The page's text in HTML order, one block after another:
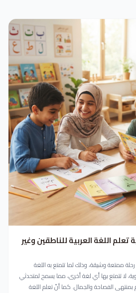
اللغة العربية للناطقين وغير
رحلة ممتعة وشيقة، وذلك لما تتمتع به اللغة
لا تتمتع بها أي لغة أخرى، مما يسمح لمتحدثي
بمنتهى الفصاحة والجمال. كما أنّ تعلم اللغة